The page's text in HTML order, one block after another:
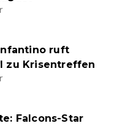
ruft
zu Krisentreffen
Falcons-Star